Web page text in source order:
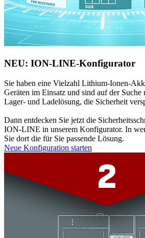
NEU: ION-LINE-Konfigurator
Sie haben eine Vielzahl Lithium-Ionen-
Geräten im Einsatz und sind auf der Suche
Lager- und Ladelösung, die Sicherheit
Dann entdecken Sie jetzt die
ION-LINE in unserem Konfigurator. In
Sie dort die für Sie passende Lösung.
Neue Konfiguration starten